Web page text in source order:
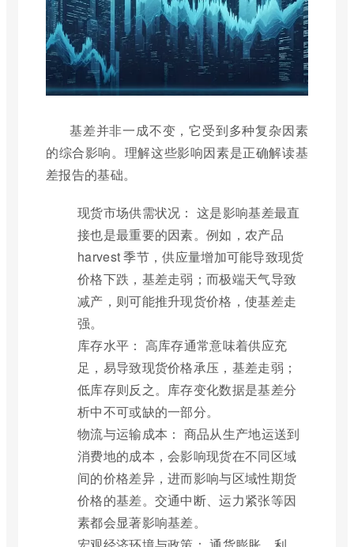
基差并非一成不变，它受到多种复杂因素
的综合影响。理解这些影响因素是正确解读基
差报告的基础。
现货市场供需状况： 这是影响基差最直
接也是最重要的因素。例如，农产品
harvest 季节，供应量增加可能导致现货
价格下跌，基差走弱；而极端天气导致
减产，则可能推升现货价格，使基差走
强。
库存水平： 高库存通常意味着供应充
足，易导致现货价格承压，基差走弱；
低库存则反之。库存变化数据是基差分
析中不可或缺的一部分。
物流与运输成本： 商品从生产地运送到
消费地的成本，会影响现货在不同区域
间的价格差异，进而影响与区域性期货
价格的基差。交通中断、运力紧张等因
素都会显著影响基差。